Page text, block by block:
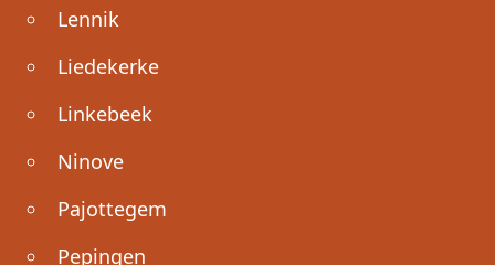
Lennik
Liedekerke
Linkebeek
Ninove
Pajottegem
Pepingen